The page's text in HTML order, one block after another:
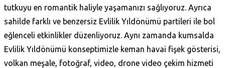
tutkuyu en romantik haliyle yaşamanızı sağlıyoruz. Ayrıca
sahilde farklı ve benzersiz Evlilik Yıldönümü partileri ile bol
eğlenceli etkinlikler düzenliyoruz. Aynı zamanda kumsalda
Evlilik Yıldönümü konseptimizle keman havai fişek gösterisi,
volkan meşale, fotoğraf, video, drone video çekim hizmeti